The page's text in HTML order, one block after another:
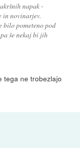
napak -
in novinarjev.
bilo pometeno pod
še nekaj bi jih
tega ne trobezlajo